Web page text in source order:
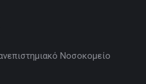
Νοσοκομείο